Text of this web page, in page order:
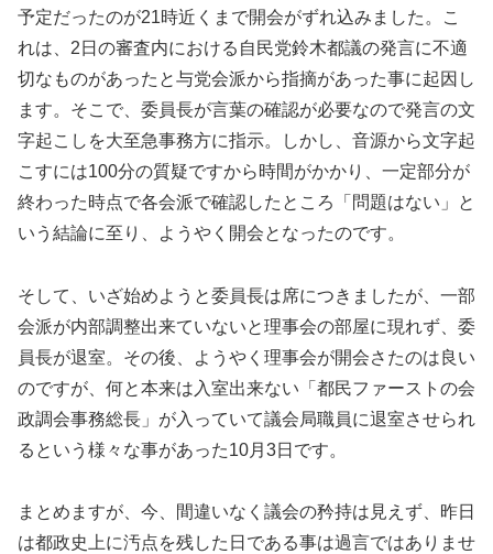
予定だったのが21時近くまで開会がずれ込みました。こ
れは、2日の審査内における自民党鈴木都議の発言に不適
切なものがあったと与党会派から指摘があった事に起因し
ます。そこで、委員長が言葉の確認が必要なので発言の文
字起こしを大至急事務方に指示。しかし、音源から文字起
こすには100分の質疑ですから時間がかかり、一定部分が
終わった時点で各会派で確認したところ「問題はない」と
いう結論に至り、ようやく開会となったのです。
そして、いざ始めようと委員長は席につきましたが、一部
会派が内部調整出来ていないと理事会の部屋に現れず、委
員長が退室。その後、ようやく理事会が開会さたのは良い
のですが、何と本来は入室出来ない「都民ファーストの会
政調会事務総長」が入っていて議会局職員に退室させられ
るという様々な事があった10月3日です。
まとめますが、今、間違いなく議会の矜持は見えず、昨日
は都政史上に汚点を残した日である事は過言ではありませ